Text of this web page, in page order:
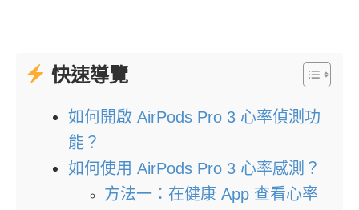
快速導覽
如何開啟 AirPods Pro 3 心率偵測功
能？
如何使用 AirPods Pro 3 心率感測？
方法一：在健康 App 查看心率